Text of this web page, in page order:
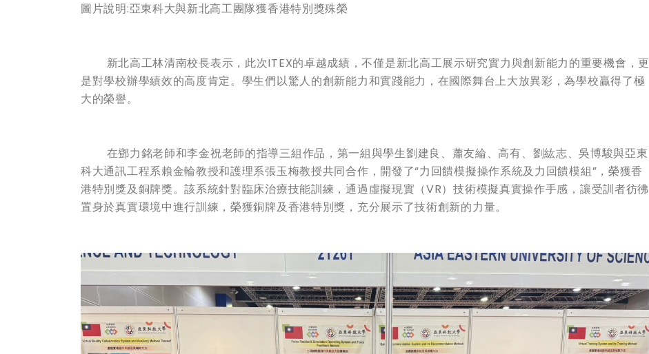
圖片說明:亞東科大與新北高工團隊獲香港特別獎殊榮
新北高工林清南校長表示，此次ITEX的卓越成績，不僅是新北高工展示研究實力與創新能力的重要機會，更
是對學校辦學績效的高度肯定。學生們以驚人的創新能力和實踐能力，在國際舞台上大放異彩，為學校贏得了極
大的榮譽。
在鄧力銘老師和李金祝老師的指導三組作品，第一組與學生劉建良、蕭友綸、高有、劉紘志、吳博駿與亞東
科大通訊工程系賴金輪教授和護理系張玉梅教授共同合作，開發了“力回饋模擬操作系統及力回饋模組”，榮獲香
港特別獎及銅牌獎。該系統針對臨床治療技能訓練，通過虛擬現實（VR）技術模擬真實操作手感，讓受訓者彷彿
置身於真實環境中進行訓練，榮獲銅牌及香港特別獎，充分展示了技術創新的力量。